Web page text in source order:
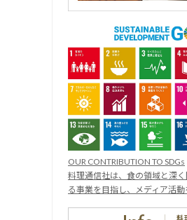
OUR CONTRIBUTION TO SDGs
料理通信社は、食の領域と深
る事業を目指し、メディア活動